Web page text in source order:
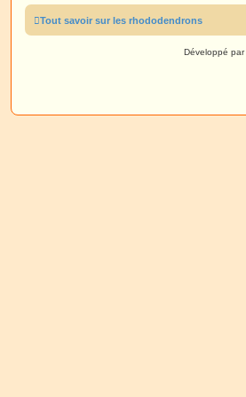
Tout savoir sur les rhododendrons
Développé par